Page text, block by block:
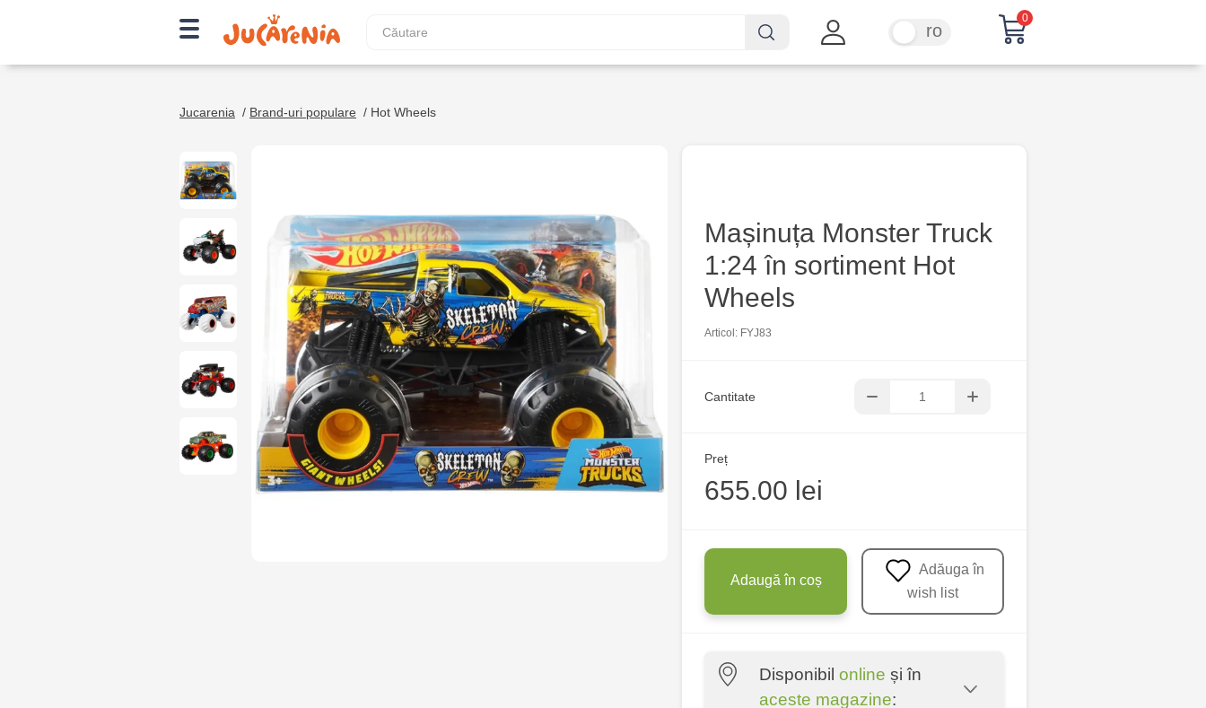
ro
0
Jucarenia / Brand-uri populare / Hot Wheels
Mașinuța Monster Truck
1:24 în sortiment Hot
Wheels
Articol: FYJ83
Cantitate
Preț
655.00 lei
Adaugă în coș
wish list
Disponibil online și în
aceste magazine: